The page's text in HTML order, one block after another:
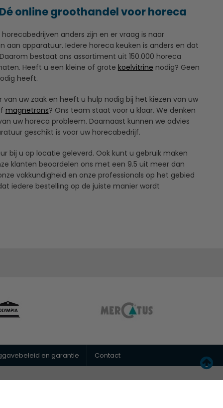
online groothandel voor horeca
anders zijn en er vraag is naar
aan apparatuur. Iedere horeca keuken is anders en dat
bestaat ons assortiment uit 150.000 horeca
Heeft u een kleine of grote koelvitrine nodig? Geen
heeft.
uw zaak en heeft u hulp nodig bij het kiezen van uw
magnetrons? Ons team staat voor u klaar. We denken
uw horeca probleem. Daarnaast kunnen we advies
geschikt is voor uw horecabedrijf.
bij u op locatie geleverd. Ook kunt u gebruik maken
klanten beoordelen ons met een 9.5 uit meer dan
vakkundigheid en onze professionals op het gebied
iedere bestelling op de juiste manier wordt
en garantie Contact